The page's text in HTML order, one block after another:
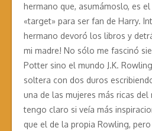
hermano que, asumámoslo, es
«target» para ser fan de Harry.
hermano devoró los libros y
mi madre! No sólo me fascinó
Potter sino el mundo J.K.
soltera con dos duros
una de las mujeres más ricas del
tengo claro si veía más
que el de la propia Rowling,